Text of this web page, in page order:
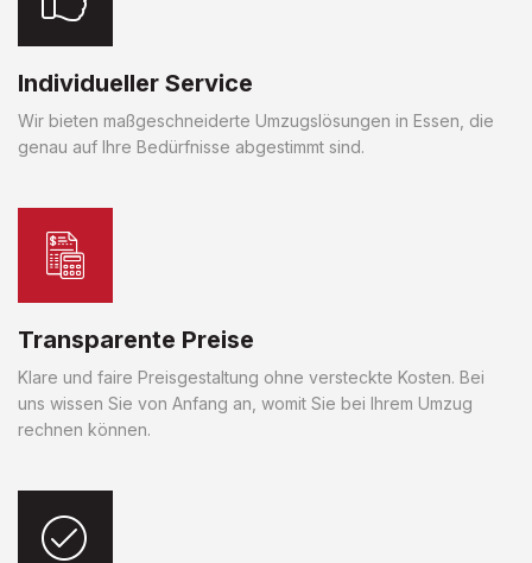
Individueller Service
Wir bieten maßgeschneiderte Umzugslösungen in Essen, die
genau auf Ihre Bedürfnisse abgestimmt sind.
Transparente Preise
Klare und faire Preisgestaltung ohne versteckte Kosten. Bei
uns wissen Sie von Anfang an, womit Sie bei Ihrem Umzug
rechnen können.